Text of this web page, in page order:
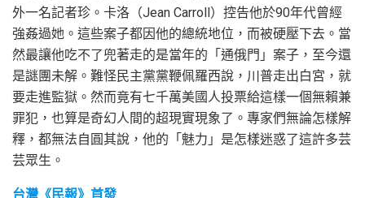
外一名記者珍。卡洛（Jean Carroll）控告他於90年代曾經
強姦過她。這些案子都因他的總統地位，而被硬壓下去。當
然最讓他吃不了兜著走的是當年的「通俄門」案子，至今還
是謎團未解。難怪民主黨黨鞭佩羅西說，川普走出白宮，就
要走進監獄。然而竟有七千萬美國人投票給這樣一個無賴兼
罪犯，也算是奇幻人間的超現實現象了。專家們無論怎樣解
釋，都無法自圓其說，他的「魅力」是怎樣迷惑了這許多芸
芸眾生。
台灣《民報》首發